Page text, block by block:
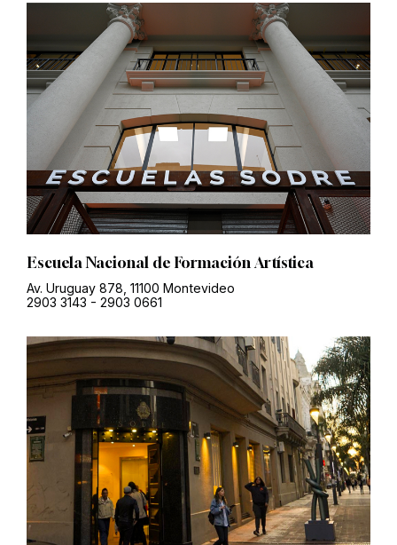
Escuela Nacional de Formación Artística
Av. Uruguay 878, 11100 Montevideo
2903 3143 - 2903 0661